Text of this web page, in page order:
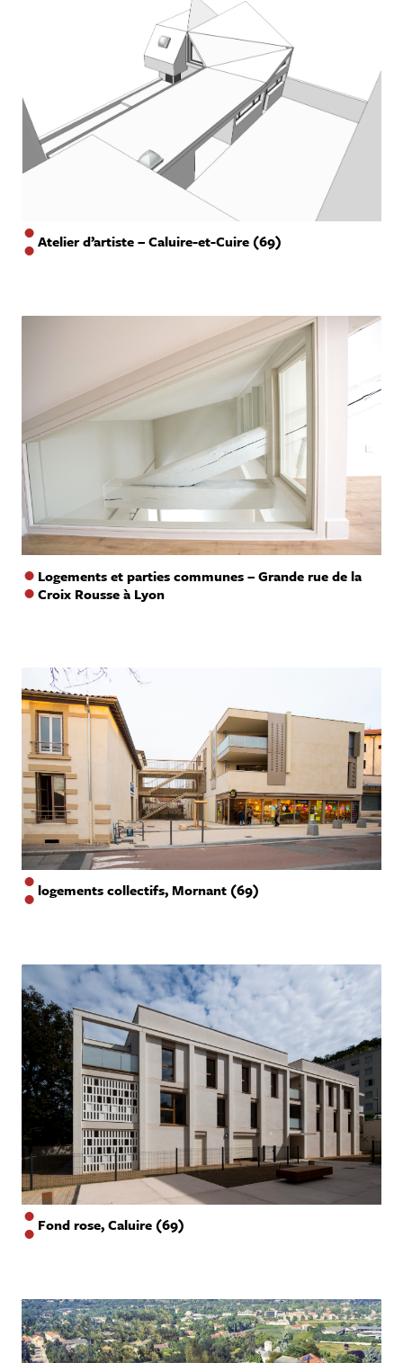
Atelier d’artiste – Caluire-et-Cuire (69)
Logements et parties communes – Grande rue de la
Croix Rousse à Lyon
logements collectifs, Mornant (69)
Fond rose, Caluire (69)